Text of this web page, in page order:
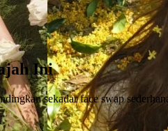
Ini
sekadar face swap